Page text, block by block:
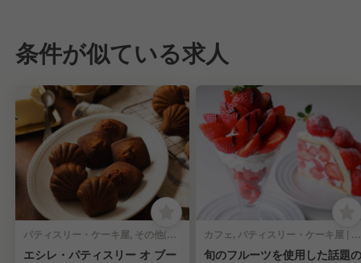
条件が似ている求人
パティスリー・ケーキ屋, その他(料理ジャンル) | パティシエ
エシレ・パティスリー オ ブー
カフェ, パティスリー・ケーキ屋 | パティシエ
旬のフルーツを使用した話題の